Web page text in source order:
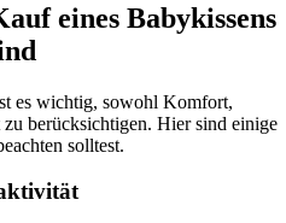
eines Babykissens
es wichtig, sowohl Komfort,
berücksichtigen. Hier sind einige
solltest.